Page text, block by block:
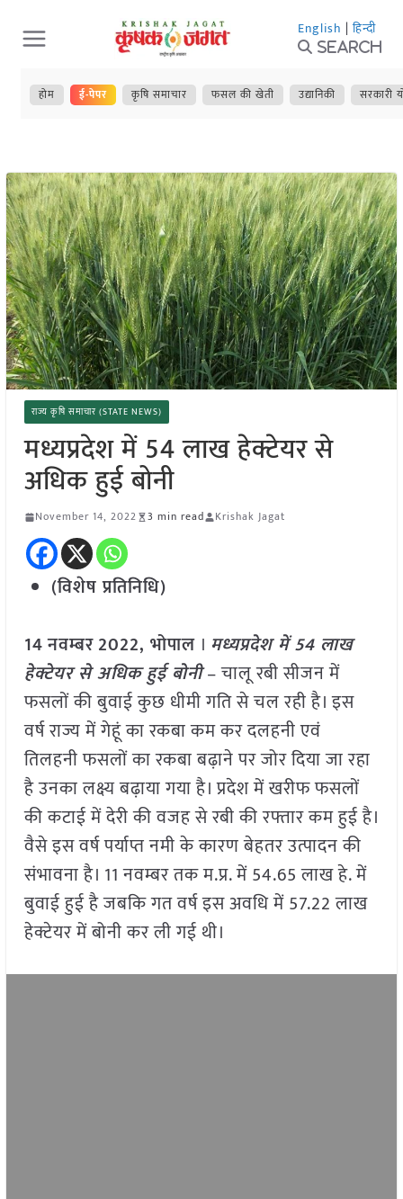
Skip
to
content
English | हिन्दी
Search
होम ई-पेपर कृषि समाचार फसल की खेती उद्यानिकी सरकारी
राज्य कृषि समाचार (STATE NEWS)
मध्यप्रदेश में 54 लाख हेक्टेयर से
अधिक हुई बोनी
November 14, 2022 3 min read Krishak Jagat
(विशेष प्रतिनिधि)
14नवम्बर2022, भोपाल। मध्यप्रदेश में 54 लाख
हेक्टेयर से अधिक हुई बोनी– चालू रबी सीजन में
फसलों की बुवाई कुछ धीमी गति से चल रही है। इस
वर्ष राज्य में गेहूं का रकबा कम कर दलहनी एवं
तिलहनी फसलों का रकबा बढ़ाने पर जोर दिया जा रहा
है उनका लक्ष्य बढ़ाया गया है। प्रदेश में खरीफ फसलों
की कटाई में देरी की वजह से रबी की रफ्तार कम हुई है।
वैसे इस वर्ष पर्याप्त नमी के कारण बेहतर उत्पादन की
संभावना है। 11 नवम्बर तक म.प्र. में 54.65 लाख हे. में
बुवाई हुई है जबकि गत वर्ष इस अवधि में 57.22 लाख
हेक्टेयर में बोनी कर ली गई थी।